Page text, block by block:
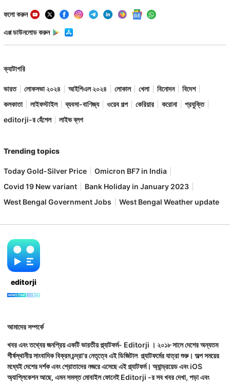
ফলো করুন
এপ্প ডাউনলোড করুন
ক্যাটাগরি
ভারত লোকসভা ২০২৪ আইপিএল ২০২৪ লোকাল খেলা বিনোদন
বিদেশ
কলকাতা
লাইফস্টাইল ব্যবসা-বাণিজ্য ওয়েব গল্প কেরিয়ার করোনা
প্রযুক্তি
editorji-র হেঁশেল
লাইভ ব্লগ
Trending topics
Today Gold-Silver Price
Omicron BF7 in India
Covid 19 New variant
Bank Holiday in January 2023
West Bengal Government Jobs
West Bengal Weather update
editorji
আমাদের সম্পর্কে
খবর এবং তথ্যের জনপ্রিয় একটি ভারতীয় প্ল্যাটফর্ম- Editorji । ২০১৮ সালে দেশের অন্যতম
শীর্ষস্থানীয় সাংবাদিক বিক্রম চন্দ্রা'র নেতৃত্বে এই ডিজিটাল প্ল্যাটফর্মের যাত্রা শুরু। অল্প সময়ের
মধ্যেই দেশের দর্শক এবং শ্রোতাদের নজরে এসেছে এই প্ল্যাটফর্ম। অ্যান্ড্রয়েড এবং iOS
অ্যাপ্লিকেশন আছে, এমন সমস্ত মোবাইল ফোনেই Editorji -র সব খবর দেখা, পড়া এবং